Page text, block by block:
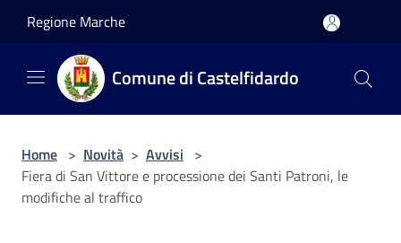
Regione Marche
Comune di Castelfidardo
Home > Novità > Avvisi >
Fiera di San Vittore e processione dei Santi Patroni, le
modifiche al traffico